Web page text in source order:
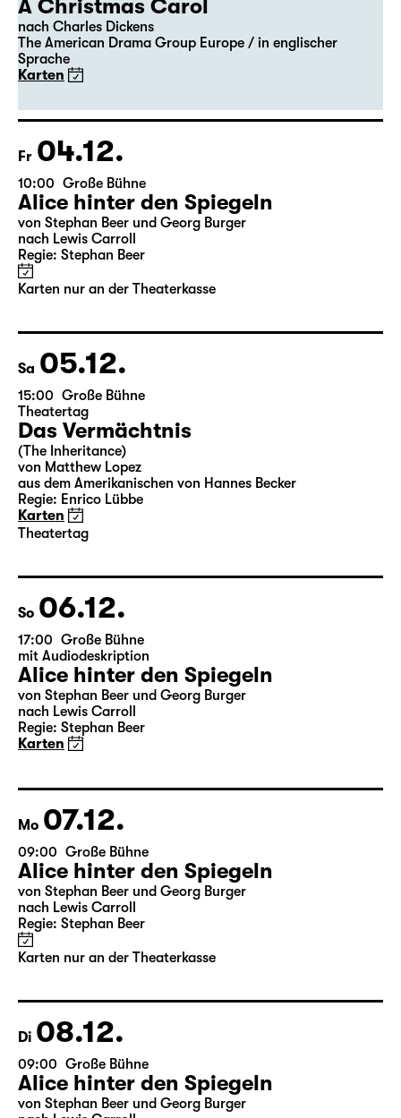
20:00 — 22:00 Große Bühne
Gastspiel
A Christmas Carol
The American Drama Group Europe / in englischer
Sprache
Karten
Fr 04.12.
10:00 Große Bühne
Alice hinter den Spiegeln
von Stephan Beer und Georg Burger
Karten nur an der Theaterkasse
Sa 05.12.
15:00 Große Bühne
Theatertag
Das Vermächtnis
(The Inheritance)
von Matthew Lopez
Karten
Theatertag
So 06.12.
17:00
Große Bühne
mit Audiodeskription
Alice hinter den Spiegeln
Regie: Stephan Beer
Karten
Mo 07.12.
09:00 Große Bühne
Alice hinter den Spiegeln
von Stephan Beer und Georg Burger
Karten nur an der Theaterkasse
Di 08.12.